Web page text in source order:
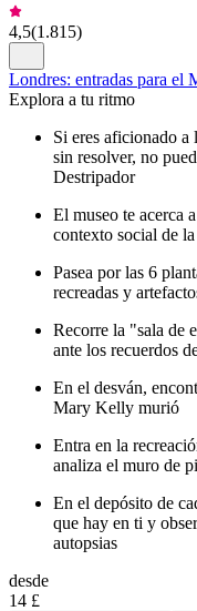
4,5(1.815)
Londres: entradas para el
Explora a tu ritmo
Si eres aficionado a
sin resolver, no
Destripador
El museo te acerca
contexto social de la
Pasea por las 6
recreadas y
Recorre la "sala de
ante los recuerdos
En el desván,
Mary Kelly murió
Entra en la
analiza el muro de
En el depósito de
que hay en ti y
autopsias
desde
14 £